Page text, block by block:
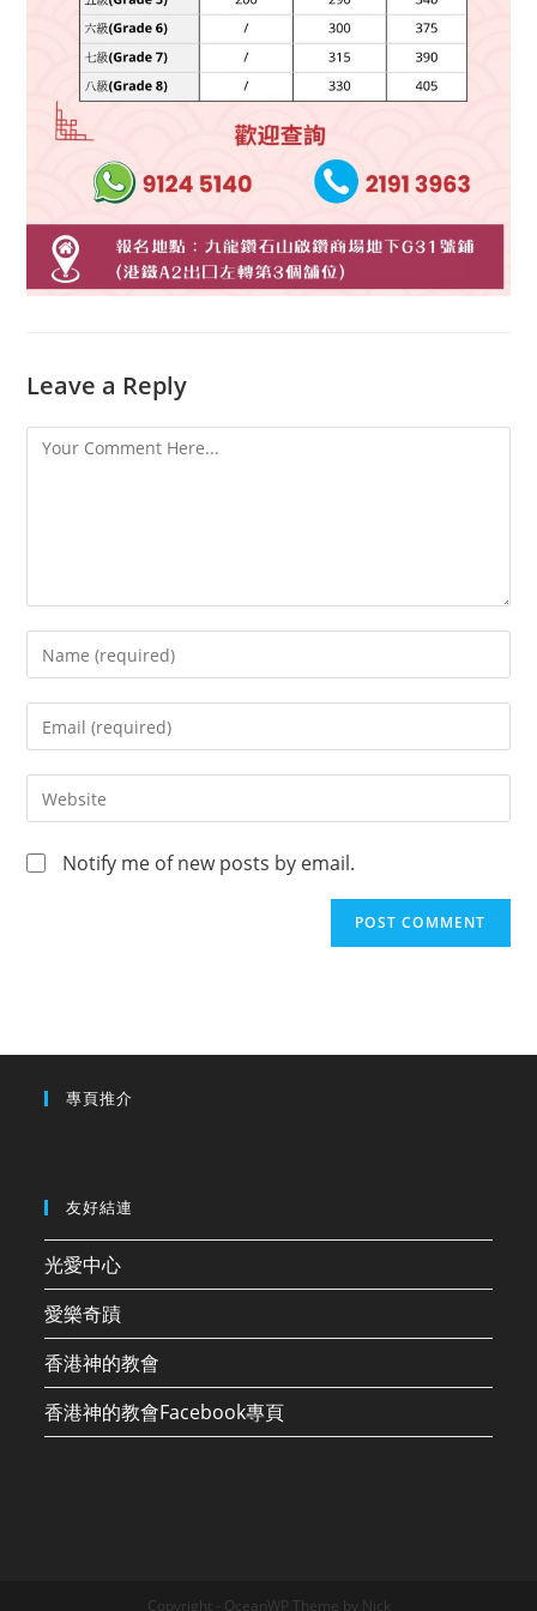
Leave a Reply
Notify me of new posts by email.
專頁推介
友好結連
光愛中心
愛樂奇蹟
香港神的教會
香港神的教會Facebook專頁
Copyright - OceanWP Theme by Nick